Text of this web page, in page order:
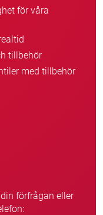
för våra
tillbehör
med tillbehör
förfrågan eller